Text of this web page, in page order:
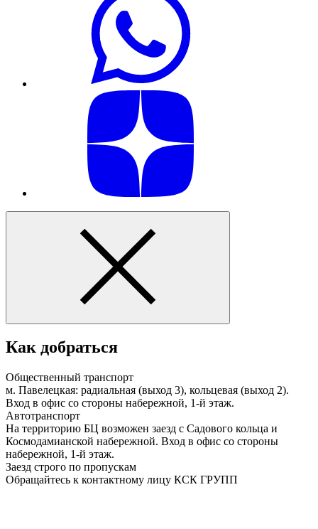
Как добраться
Общественный транспорт
м. Павелецкая: радиальная (выход 3), кольцевая (выход 2).
Вход в офис со стороны набережной, 1-й этаж.
Автотранспорт
На территорию БЦ возможен заезд с Садового кольца и
Космодамианской набережной. Вход в офис со стороны
набережной, 1-й этаж.
Заезд строго по пропускам
Обращайтесь к контактному лицу КСК ГРУПП